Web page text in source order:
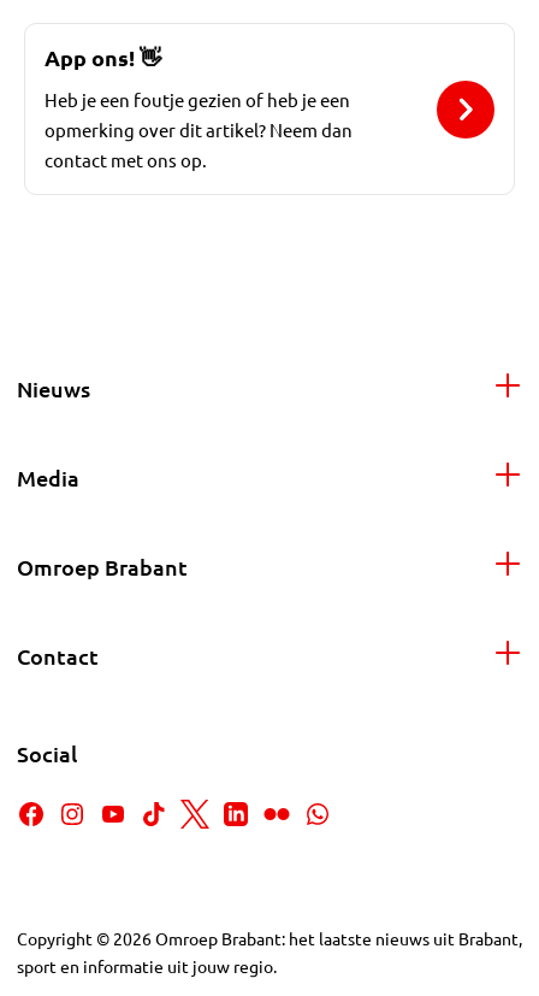
App ons!👋
Heb je een foutje gezien of heb je een
opmerking over dit artikel? Neem dan
contact met ons op.
Nieuws
Media
Omroep Brabant
Contact
Social
Copyright © 2026Omroep Brabant: het laatste nieuws uit Brabant,
sport en informatie uit jouw regio.